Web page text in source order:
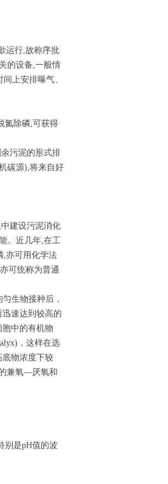
运行,故称序批
的设备,一般情
上安排曝气、
氮除磷,可获得
污泥的形式排
碳源),将来自好
建设污泥消化
。近几年,在工
,亦可用化学法
可统称为普通
生物接种后，
速达到较高的
中的有机物
，这样在选
物浓度下较
兼氧—厌氧和
别是pH值的波